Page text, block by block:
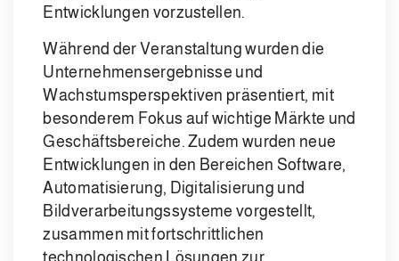
Entwicklungen vorzustellen.
Während der Veranstaltung wurden die
Unternehmensergebnisse und
Wachstumsperspektiven präsentiert, mit
besonderem Fokus auf wichtige Märkte und
Geschäftsbereiche. Zudem wurden neue
Entwicklungen in den Bereichen Software,
Automatisierung, Digitalisierung und
Bildverarbeitungssysteme vorgestellt,
zusammen mit fortschrittlichen